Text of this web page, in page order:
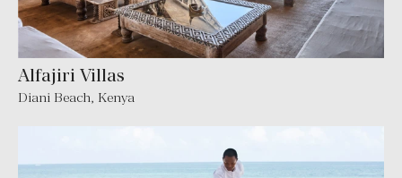
Alfajiri Villas
Diani Beach, Kenya